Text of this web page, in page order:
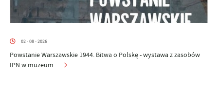
02 - 08 - 2026
Powstanie Warszawskie 1944. Bitwa o Polskę - wystawa z zasobów
IPN w muzeum